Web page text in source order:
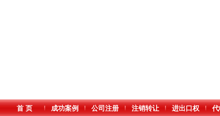
首 页 成功案例 公司注册 注销转让 进出口权